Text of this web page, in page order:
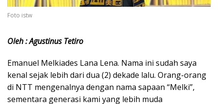
Foto istw
Oleh : Agustinus Tetiro
Emanuel Melkiades Lana Lena. Nama ini sudah saya
kenal sejak lebih dari dua (2) dekade lalu. Orang-orang
di NTT mengenalnya dengan nama sapaan “Melki”,
sementara generasi kami yang lebih muda